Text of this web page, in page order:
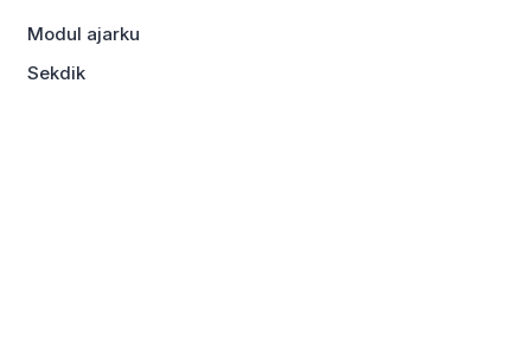
Modul ajarku
Sekdik